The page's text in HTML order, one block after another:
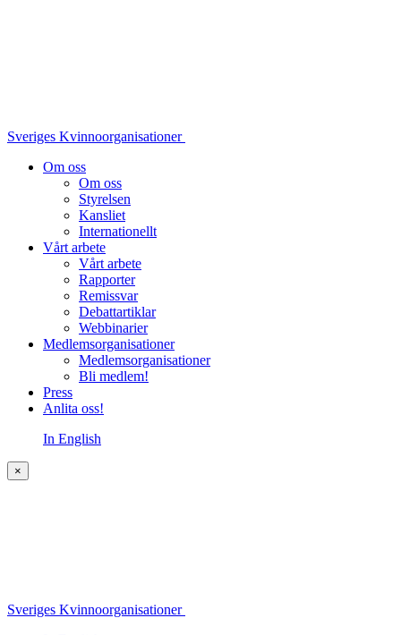
Sveriges Kvinnoorganisationer
Om oss
Om oss
Styrelsen
Kansliet
Internationellt
Vårt arbete
Vårt arbete
Rapporter
Remissvar
Debattartiklar
Webbinarier
Medlemsorganisationer
Medlemsorganisationer
Bli medlem!
Press
Anlita oss!
In English
×
Sveriges Kvinnoorganisationer